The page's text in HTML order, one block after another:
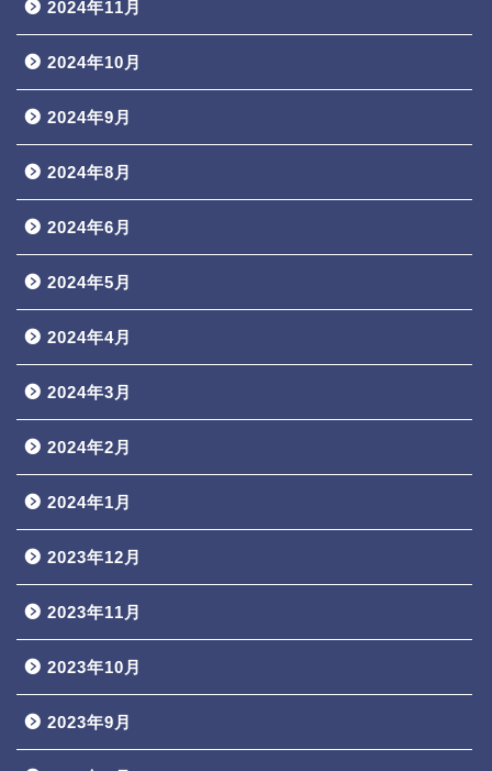
2024年11月
2024年10月
2024年9月
2024年8月
2024年6月
2024年5月
2024年4月
2024年3月
2024年2月
2024年1月
2023年12月
2023年11月
2023年10月
2023年9月